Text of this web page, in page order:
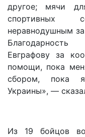
другое; мячи
спортивных
неравнодушным
Евграфову за
помощи, пока
сбором, пока
Украины», —
Из 19 бойцов